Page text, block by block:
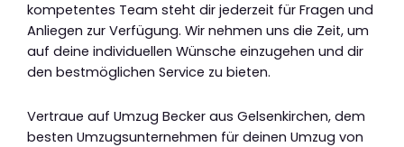
kompetentes Team steht dir jederzeit für Fragen und
Anliegen zur Verfügung. Wir nehmen uns die Zeit, um
auf deine individuellen Wünsche einzugehen und dir
den bestmöglichen Service zu bieten.
Vertraue auf Umzug Becker aus Gelsenkirchen, dem
besten Umzugsunternehmen für deinen Umzug von